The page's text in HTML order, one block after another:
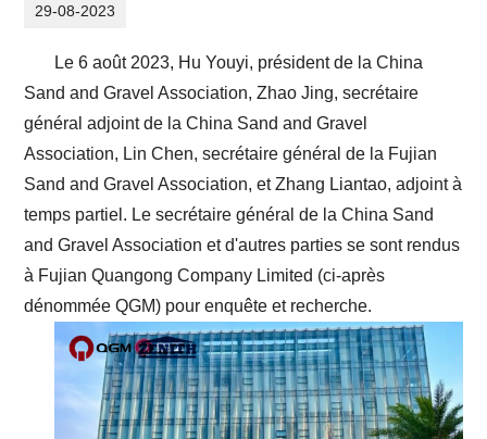
29-08-2023
Le 6 août 2023, Hu Youyi, président de la China
Sand and Gravel Association, Zhao Jing, secrétaire
général adjoint de la China Sand and Gravel
Association, Lin Chen, secrétaire général de la Fujian
Sand and Gravel Association, et Zhang Liantao, adjoint à
temps partiel. Le secrétaire général de la China Sand
and Gravel Association et d'autres parties se sont rendus
à Fujian Quangong Company Limited (ci-après
dénommée QGM) pour enquête et recherche.